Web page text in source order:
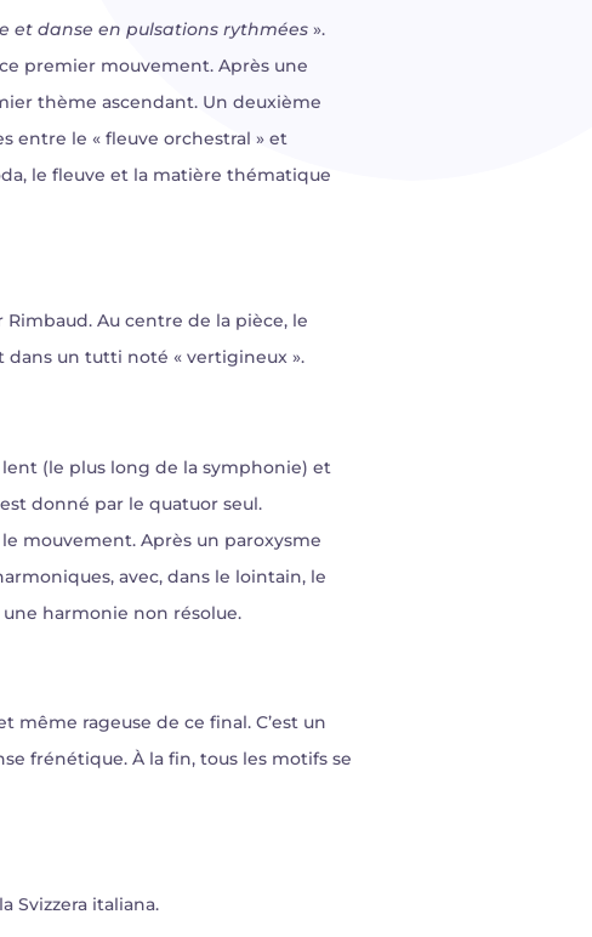
et danse en pulsations rythmées ».
premier mouvement. Après une
thème ascendant. Un deuxième
entre le « fleuve orchestral » et
le fleuve et la matière thématique
Rimbaud. Au centre de la pièce, le
un tutti noté « vertigineux ».
lent (le plus long de la symphonie) et
donné par le quatuor seul.
mouvement. Après un paroxysme
avec, dans le lointain, le
harmonie non résolue.
même rageuse de ce final. C’est un
frénétique. À la fin, tous les motifs se
Svizzera italiana.